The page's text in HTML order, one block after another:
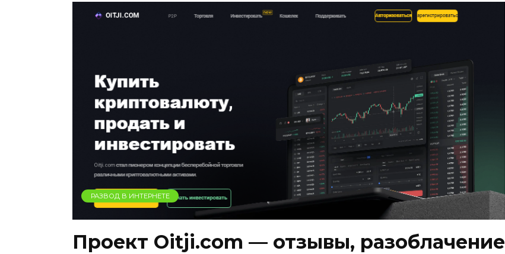
РАЗВОД В ИНТЕРНЕТЕ
Проект Oitji.com — отзывы, разоблачение